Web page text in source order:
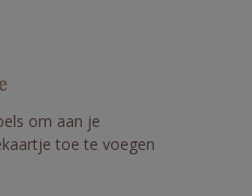
om aan je
toe te voegen